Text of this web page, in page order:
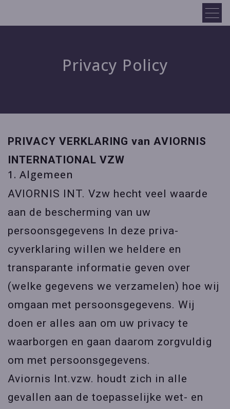
Privacy Policy
PRIVACY VERKLARING van AVIORNIS
INTERNATIONAL VZW
1. Algemeen
AVIORNIS INT. Vzw hecht veel waarde
aan de bescherming van uw
persoonsgegevens In deze priva-
cyverklaring willen we heldere en
transparante informatie geven over
(welke gegevens we verzamelen) hoe wij
omgaan met persoonsgegevens. Wij
doen er alles aan om uw privacy te
waarborgen en gaan daarom zorgvuldig
om met persoonsgegevens.
Aviornis Int.vzw. houdt zich in alle
gevallen aan de toepasselijke wet- en